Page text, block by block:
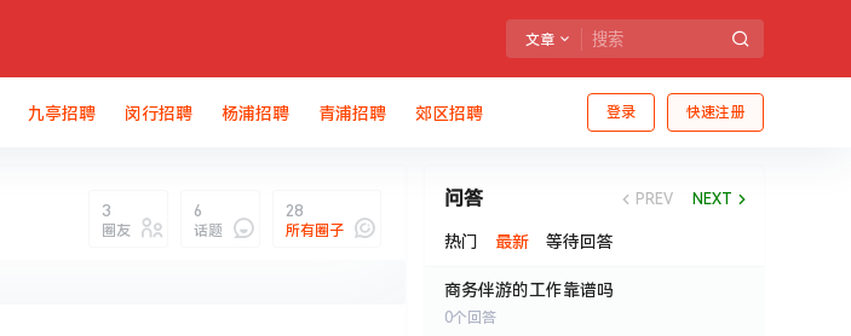
文章
登录 快速注册
九亭招聘 闵行招聘 杨浦招聘 青浦招聘 郊区招聘
3
圈友
6
话题
28
所有圈子
问答 PREV NEXT
热门 最新 等待回答
商务伴游的工作靠谱吗
0个回答